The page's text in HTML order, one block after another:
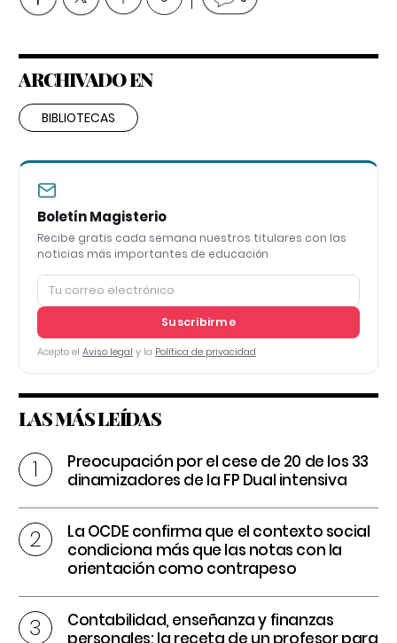
ARCHIVADO EN
BIBLIOTECAS
Boletín Magisterio
Recibe gratis cada semana nuestros titulares con las
noticias más importantes de educación
Suscribirme
Acepto el Aviso legal y la Política de privacidad
LAS MÁS LEÍDAS
Preocupación por el cese de 20 de los 33
dinamizadores de la FP Dual intensiva
La OCDE confirma que el contexto social
condiciona más que las notas con la
orientación como contrapeso
Contabilidad, enseñanza y finanzas
personales: la receta de un profesor para